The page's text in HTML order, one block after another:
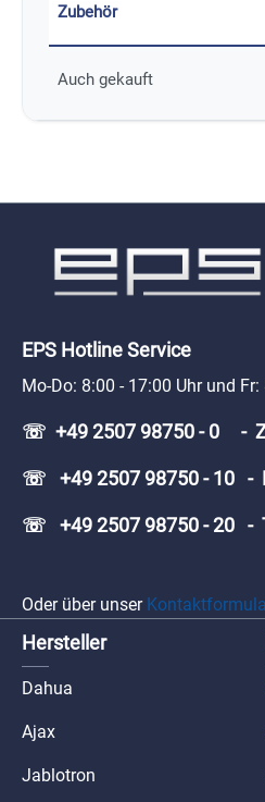
Zubehör
Auch gekauft
EPS Hotline Service
Mo-Do: 8:00 - 17:00 Uhr und
☏ +49 2507 98750 - 0 -
☏ +49 2507 98750 - 10 -
☏ +49 2507 98750 - 20 -
Oder über unser
Hersteller
Dahua
Ajax
Jablotron